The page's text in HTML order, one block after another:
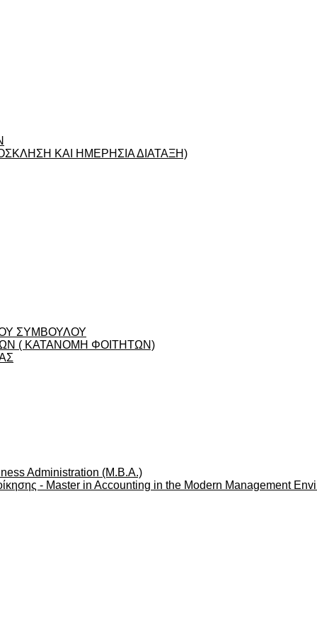
ΚΑΙ ΗΜΕΡΗΣΙΑ ΔΙΑΤΑΞΗ)
ΣΥΜΒΟΥΛΟΥ
( ΚΑΤΑΝΟΜΗ ΦΟΙΤΗΤΩΝ)
Administration (M.B.A.)
- Master in Accounting in the Modern Management